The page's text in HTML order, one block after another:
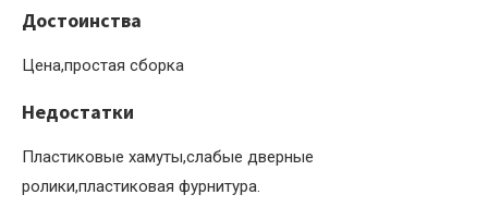
Достоинства
Цена,простая сборка
Недостатки
Пластиковые хамуты,слабые дверные
ролики,пластиковая фурнитура.